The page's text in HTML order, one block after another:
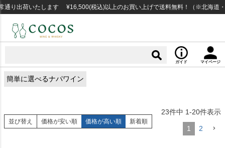
出荷いたします ¥16,500(税込)以上のお買い上げで送料無料！（※北海道・沖
ガイド マイページ
簡単に選べるナパワイン
並び替え 価格が安い順 価格が高い順 新着順
23件中 1-20件表示
1 2